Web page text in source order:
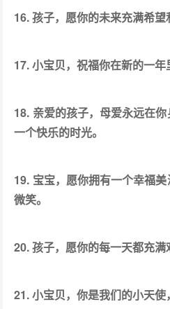
16. 孩子，愿你的未来充满希望
17. 小宝贝，祝福你在新的一年
18. 亲爱的孩子，母爱永远在
一个快乐的时光。
19. 宝宝，愿你拥有一个幸福
微笑。
20. 孩子，愿你的每一天都充满
21. 小宝贝，你是我们的小天使